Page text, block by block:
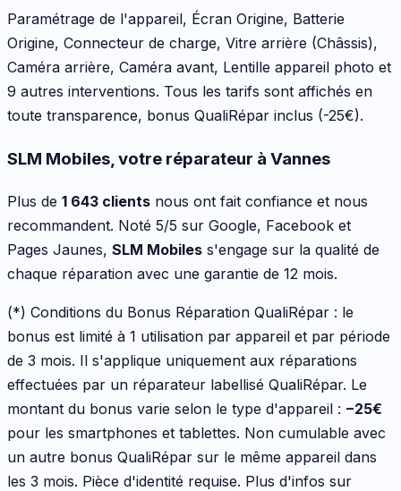
Paramétrage de l'appareil, Écran Origine, Batterie
Origine, Connecteur de charge, Vitre arrière (Châssis),
Caméra arrière, Caméra avant, Lentille appareil photo et
9 autres interventions. Tous les tarifs sont affichés en
toute transparence, bonus QualiRépar inclus (-25€).
SLM Mobiles, votre réparateur à Vannes
Plus de 1 643 clients nous ont fait confiance et nous
recommandent. Noté 5/5 sur Google, Facebook et
Pages Jaunes, SLM Mobiles s'engage sur la qualité de
chaque réparation avec une garantie de 12 mois.
(*) Conditions du Bonus Réparation QualiRépar : le
bonus est limité à 1 utilisation par appareil et par période
de 3 mois. Il s'applique uniquement aux réparations
effectuées par un réparateur labellisé QualiRépar. Le
montant du bonus varie selon le type d'appareil : −25€
pour les smartphones et tablettes. Non cumulable avec
un autre bonus QualiRépar sur le même appareil dans
les 3 mois. Pièce d'identité requise. Plus d'infos sur